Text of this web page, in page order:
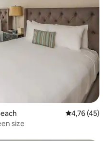
Évaluation
4,76 (45)
size